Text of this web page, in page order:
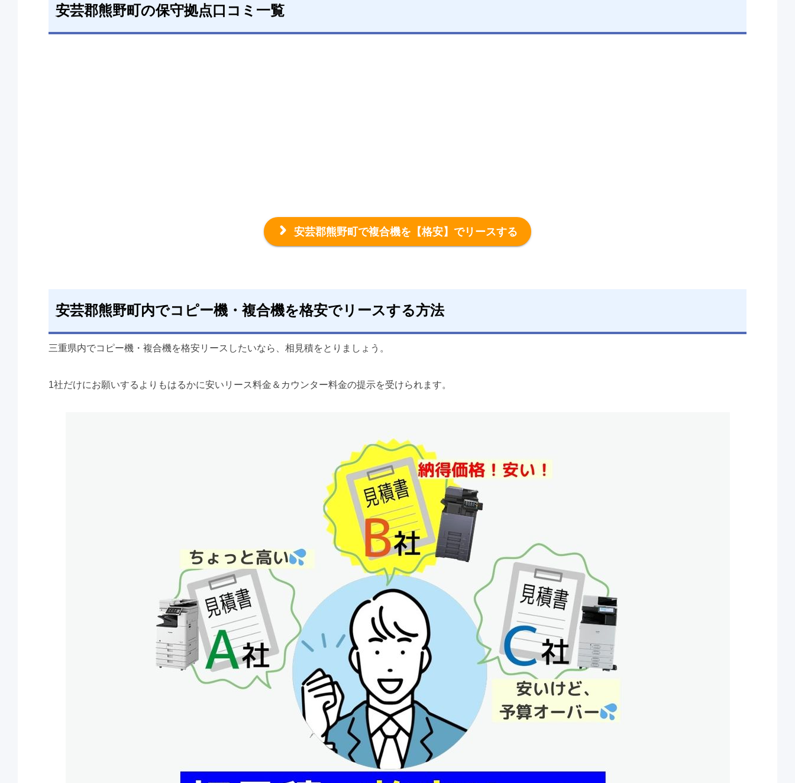
安芸郡熊野町の保守拠点口コミ一覧
安芸郡熊野町で複合機を 【格安】でリースする
安芸郡熊野町内でコピー機・複合機を格安でリースする方法
三重県内でコピー機・複合機を格安リースしたいなら、相見積をとりましょう。
1社だけにお願いするよりもはるかに安いリース料金＆カウンター料金の提示を受けられます。